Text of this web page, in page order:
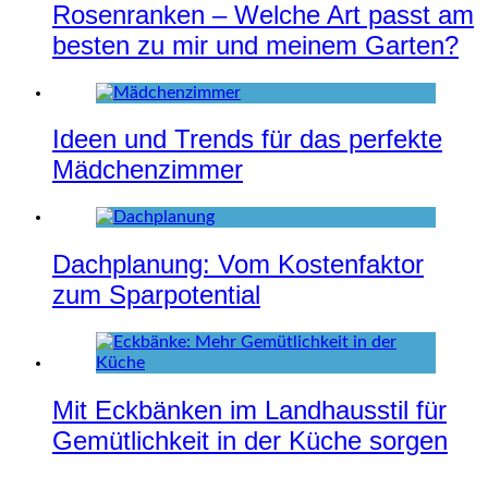
Rosenranken – Welche Art passt am
besten zu mir und meinem Garten?
Ideen und Trends für das perfekte
Mädchenzimmer
Dachplanung: Vom Kostenfaktor
zum Sparpotential
Mit Eckbänken im Landhausstil für
Gemütlichkeit in der Küche sorgen